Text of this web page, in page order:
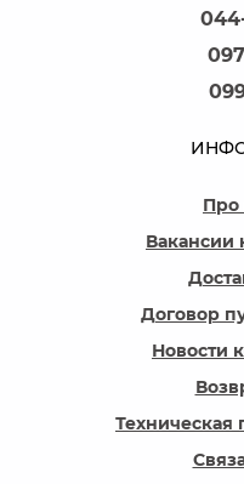
Про
Вакансии
Договор
Новости